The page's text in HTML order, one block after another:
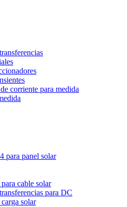
corriente para medida
para panel solar
cable solar
para DC
solar